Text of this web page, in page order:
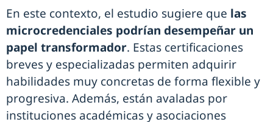
En este contexto, el estudio sugiere que las
microcredenciales podrían desempeñar un
papel transformador. Estas certificaciones
breves y especializadas permiten adquirir
habilidades muy concretas de forma flexible y
progresiva. Además, están avaladas por
instituciones académicas y asociaciones